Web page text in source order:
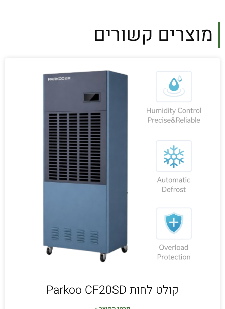
מוצרים קשורים
קולט לחות Parkoo CF20SD